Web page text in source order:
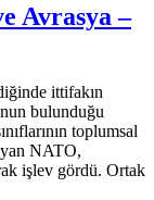
Avrasya –
ittifakın
bulunduğu
toplumsal
NATO,
işlev gördü. Ortak